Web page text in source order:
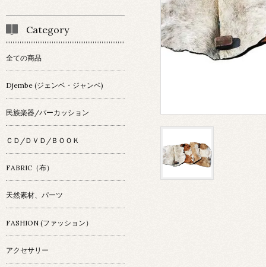
Category
全ての商品
Djembe (ジェンベ・ジャンベ)
民族楽器/パーカッション
ＣＤ/ＤＶＤ/ＢＯＯＫ
FABRIC（布）
天然素材、パーツ
FASHION (ファッション）
アクセサリー